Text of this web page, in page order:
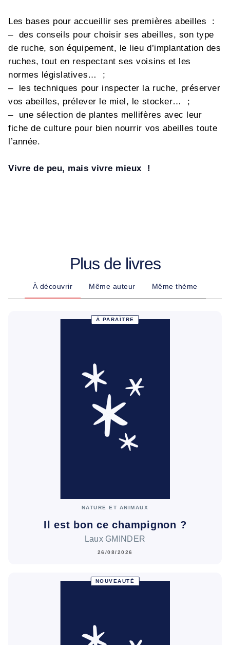
Les bases pour accueillir ses premières abeilles :
– des conseils pour choisir ses abeilles, son type
de ruche, son équipement, le lieu d’implantation des
ruches, tout en respectant ses voisins et les
normes législatives… ;
– les techniques pour inspecter la ruche, préserver
vos abeilles, prélever le miel, le stocker… ;
– une sélection de plantes mellifères avec leur
fiche de culture pour bien nourrir vos abeilles toute
l’année.
Vivre de peu, mais vivre mieux !
Plus de livres
À découvrir Même auteur Même thème
À PARAÎTRE
NATURE ET ANIMAUX
Il est bon ce champignon ?
Laux GMINDER
26/08/2026
NOUVEAUTÉ